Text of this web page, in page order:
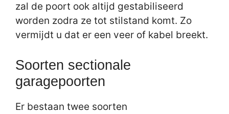
zal de poort ook altijd gestabiliseerd
worden zodra ze tot stilstand komt. Zo
vermijdt u dat er een veer of kabel breekt.
Soorten sectionale
garagepoorten
Er bestaan twee soorten